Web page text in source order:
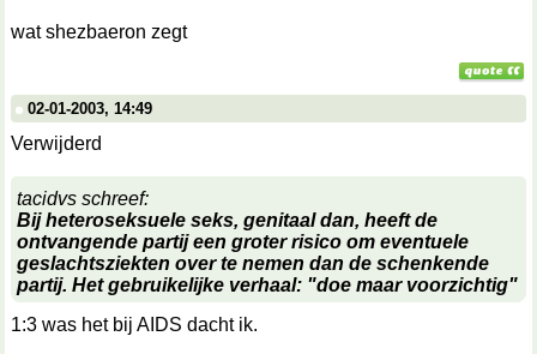
wat shezbaeron zegt
02-01-2003, 14:49
Verwijderd
tacidvs schreef:
Bij heteroseksuele seks, genitaal dan, heeft de
ontvangende partij een groter risico om eventuele
geslachtsziekten over te nemen dan de schenkende
partij. Het gebruikelijke verhaal: "doe maar voorzichtig"
1:3 was het bij AIDS dacht ik.